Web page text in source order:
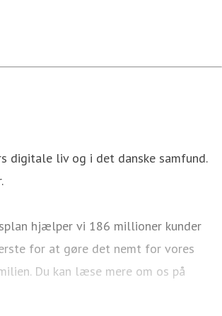
digitale liv og i det danske samfund.
hjælper vi 186 millioner kunder
for at gøre det nemt for vores
Du kan læse mere om os på